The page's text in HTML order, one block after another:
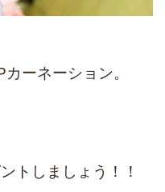
ーネーション。
トしましょう！！